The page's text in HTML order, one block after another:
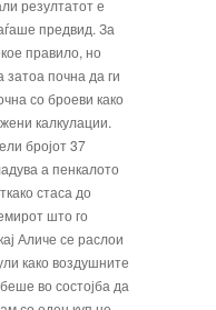
резултатот е
предвид. За
правило, но
поч­на да ги
со броеви како
калкулации.
бројот 37
а пенкалото
стаса до
што го
Али­че се раслои
како воздушните
во состојба да